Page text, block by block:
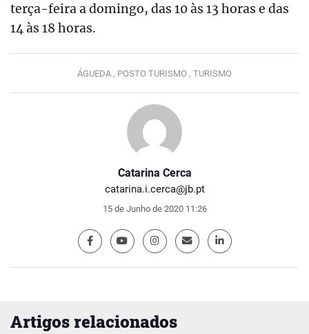
Catarina Cerca
catarina.i.cerca@jb.pt
15 de Junho de 2020 11:26
terça-feira a domingo, das 10 às 13 horas e das
14 às 18 horas.
ÁGUEDA , POSTO TURISMO , TURISMO
Artigos relacionados